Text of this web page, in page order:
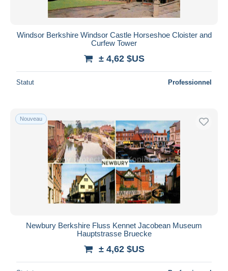
Windsor Berkshire Windsor Castle Horseshoe Cloister and
Curfew Tower
± 4,62 $US
Statut Professionnel
Nouveau
Newbury Berkshire Fluss Kennet Jacobean Museum
Hauptstrasse Bruecke
± 4,62 $US